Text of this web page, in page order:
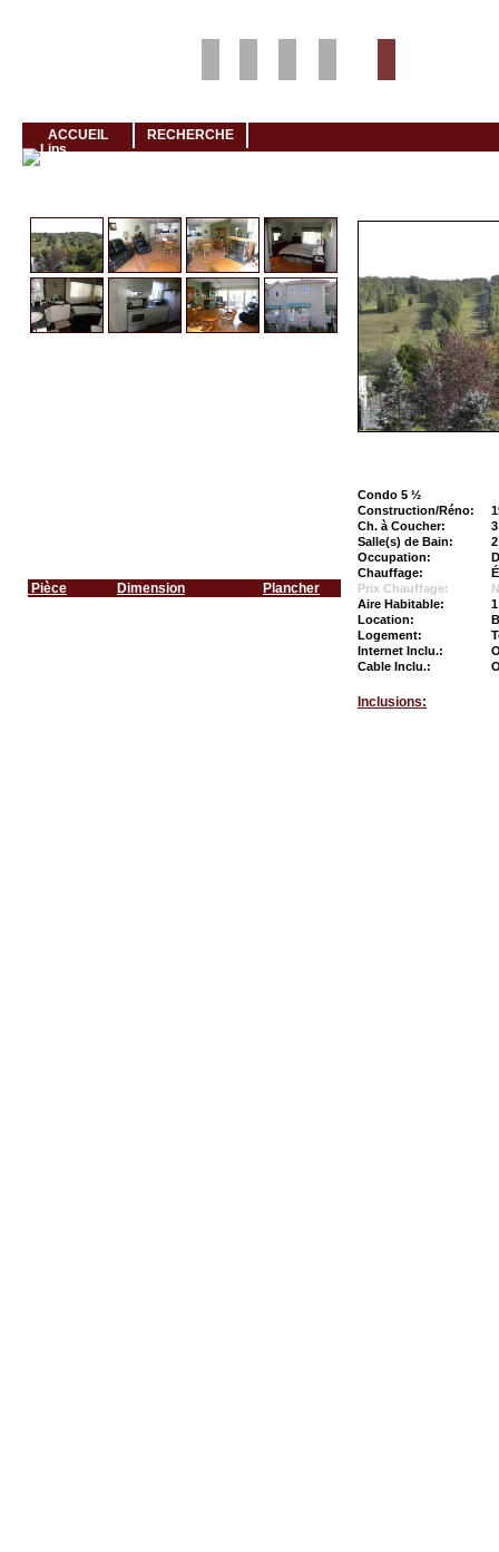
ACCUEIL RECHERCHE
Pièce Dimension Plancher
Condo 5 ½
Construction/Réno:
Ch. à Coucher:
3
Salle(s) de Bain:
2
Occupation:
Chauffage:
Prix Chauffage:
Aire Habitable:
Location:
Logement:
Internet Inclu.:
Cable Inclu.:
Inclusions: